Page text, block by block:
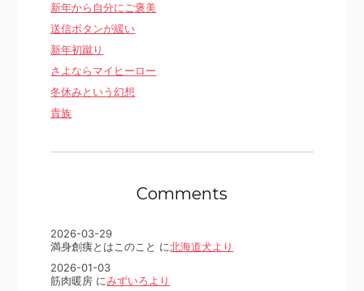
新年から自分にご褒美
送信ボタンが緩い
新年初蹴り
さよならマイヒーロー
冬休みという幻想
貴族
Comments
2026-03-29
満身創痍とはこのこと に北海道犬より
2026-01-03
筋肉暖房 にみずいろより